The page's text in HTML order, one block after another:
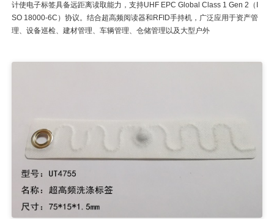
计使电子标签具备远距离读取能力，支持UHF EPC Global Class 1 Gen 2（I
SO 18000-6C）协议。结合超高频阅读器和RFID手持机，广泛应用于资产管
理、设备巡检、建材管理、车辆管理、仓储管理以及大型户外